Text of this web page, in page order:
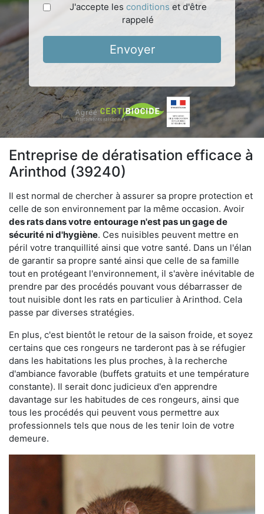
J'accepte les conditions et d'être
rappelé
Envoyer
Entreprise de dératisation efficace à
Arinthod (39240)
Il est normal de chercher à assurer sa propre protection et
celle de son environnement par la même occasion. Avoir
des rats dans votre entourage n'est pas un gage de
sécurité ni d'hygiène. Ces nuisibles peuvent mettre en
péril votre tranquillité ainsi que votre santé. Dans un l'élan
de garantir sa propre santé ainsi que celle de sa famille
tout en protégeant l'environnement, il s'avère inévitable de
prendre par des procédés pouvant vous débarrasser de
tout nuisible dont les rats en particulier à Arinthod. Cela
passe par diverses stratégies.
En plus, c'est bientôt le retour de la saison froide, et soyez
certains que ces rongeurs ne tarderont pas à se réfugier
dans les habitations les plus proches, à la recherche
d'ambiance favorable (buffets gratuits et une température
constante). Il serait donc judicieux d'en apprendre
davantage sur les habitudes de ces rongeurs, ainsi que
tous les procédés qui peuvent vous permettre aux
professionnels tels que nous de les tenir loin de votre
demeure.